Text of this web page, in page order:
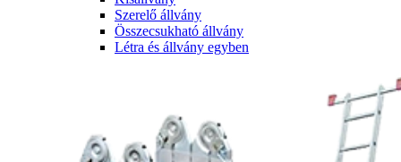
Szerelő állvány
Összecsukható állvány
Létra és állvány egyben